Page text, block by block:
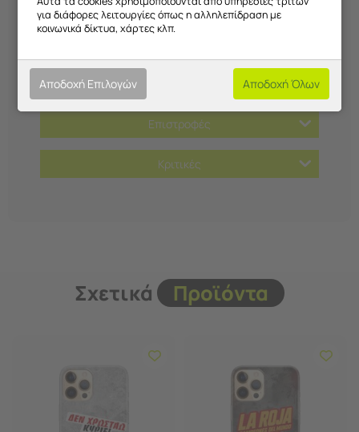
Χαρακτηριστικά
Επιστροφές
Κριτικές
Σχετικά Προϊόντα
για διάφορες λειτουργίες όπως η αλληλεπίδραση με
κοινωνικά δίκτυα, χάρτες κλπ.
Αποδοχή Επιλογών Αποδοχή Όλων